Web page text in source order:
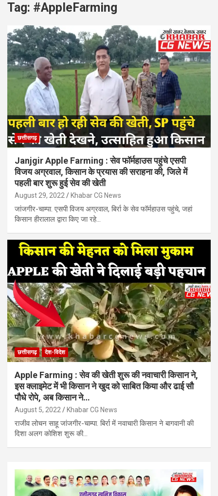
Tag: #AppleFarming
छत्तीसगढ़
Janjgir Apple Farming : सेव फॉर्महाउस पहुंचे एसपी
विजय अग्रवाल, किसान के प्रयास की सराहना की, जिले में
पहली बार शुरू हुई सेव की खेती
August 29, 2022 Khabar CG News
जांजगीर-चाम्पा. एसपी विजय अग्रवाल, बिर्रा के सेव फॉर्महाउस पहुंचे, जहां
किसान हीरालाल द्वारा किए जा रहे…
छत्तीसगढ़ देश-विदेश
Apple Farming : सेव की खेती शुरू की नवाचारी किसान ने,
इस क्लाइमेट में भी किसान ने खुद को साबित किया और ढाई सौ
पौधे रोपे, अब किसान ने…
August 5, 2022 Khabar CG News
राजीव लोचन साहू जांजगीर-चाम्पा. बिर्रा में नवाचारी किसान ने बागवानी की
दिशा अलग कोशिश शुरू की…